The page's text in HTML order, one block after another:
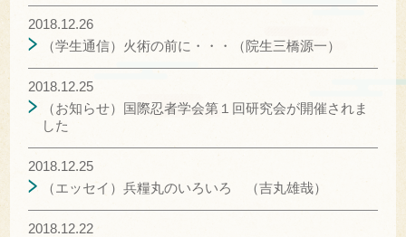
（学生通信）火術の前に・・・（院生三橋源一）
2018.12.26
（お知らせ）国際忍者学会第１回研究会が開催されま
した
2018.12.25
（エッセイ）兵糧丸のいろいろ （吉丸雄哉）
2018.12.25
2018.12.22